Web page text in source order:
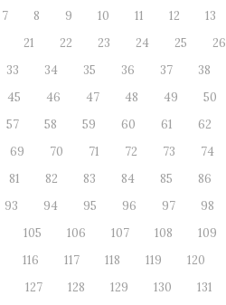
7 8 9 10 11 12 13
21 22 23 24 25 26
33 34 35 36 37 38
45 46 47 48 49 50
57 58 59 60 61 62
69 70 71 72 73 74
81 82 83 84 85 86
93 94 95 96 97 98
105 106 107 108 109
116 117 118 119 120
127 128 129 130 131